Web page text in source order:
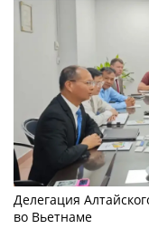
Делегация
во Вьетнаме